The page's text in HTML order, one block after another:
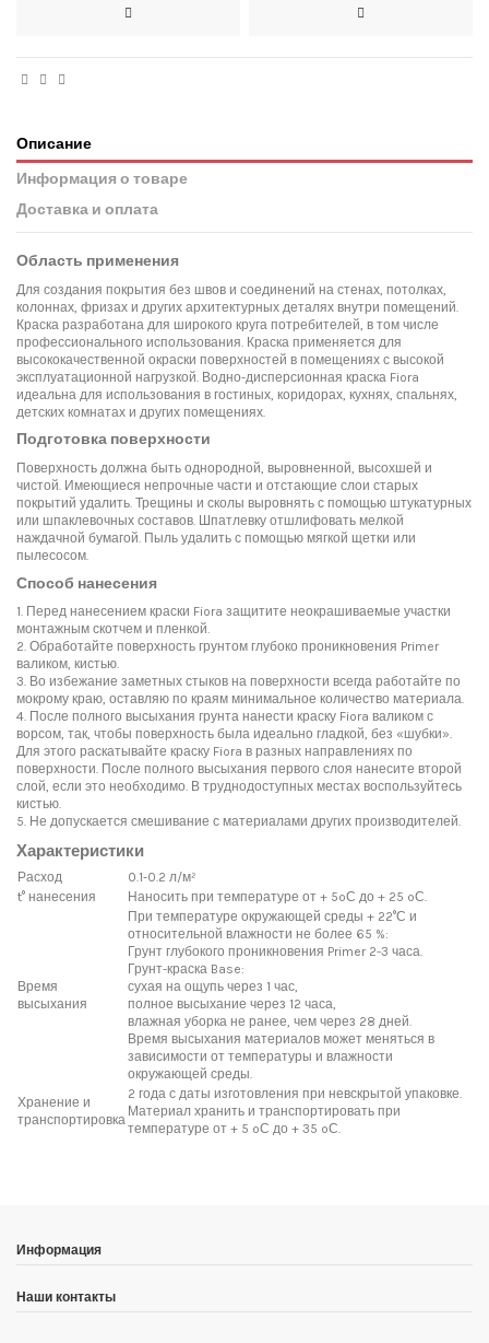
Описание
Информация о товаре
Доставка и оплата
Область применения
Для создания покрытия без швов и соединений на стенах, потолках,
колоннах, фризах и других архитектурных деталях внутри помещений.
Краска разработана для широкого круга потребителей, в том числе
профессионального использования. Краска применяется для
высококачественной окраски поверхностей в помещениях с высокой
эксплуатационной нагрузкой. Водно-дисперсионная краска Fiora
идеальна для использования в гостиных, коридорах, кухнях, спальнях,
детских комнатах и других помещениях.
Подготовка поверхности
Поверхность должна быть однородной, выровненной, высохшей и
чистой. Имеющиеся непрочные части и отстающие слои старых
покрытий удалить. Трещины и сколы выровнять с помощью штукатурных
или шпаклевочных составов. Шпатлевку отшлифовать мелкой
наждачной бумагой. Пыль удалить с помощью мягкой щетки или
пылесосом.
Способ нанесения
1. Перед нанесением краски Fiora защитите неокрашиваемые участки
монтажным скотчем и пленкой.
2. Обработайте поверхность грунтом глубоко проникновения Primer
валиком, кистью.
3. Во избежание заметных стыков на поверхности всегда работайте по
мокрому краю, оставляю по краям минимальное количество материала.
4. После полного высыхания грунта нанести краску Fiora валиком с
ворсом, так, чтобы поверхность была идеально гладкой, без «шубки».
Для этого раскатывайте краску Fiora в разных направлениях по
поверхности. После полного высыхания первого слоя нанесите второй
слой, если это необходимо. В труднодоступных местах воспользуйтесь
кистью.
5. Не допускается смешивание с материалами других производителей.
Характеристики
Расход
0.1-0.2 л/м²
t° нанесения
Наносить при температуре от + 5ºС до + 25 ºС.
Время
высыхания
При температуре окружающей среды + 22°С и
относительной влажности не более 65 %:
Грунт глубокого проникновения Primer 2-3 часа.
Грунт-краска Base:
сухая на ощупь через 1 час,
полное высыхание через 12 часа,
влажная уборка не ранее, чем через 28 дней.
Время высыхания материалов может меняться в
зависимости от температуры и влажности
окружающей среды.
Хранение и
транспортировка
2 года с даты изготовления при невскрытой упаковке.
Материал хранить и транспортировать при
температуре от + 5 ºС до + 35 ºС.
"Румянцево", корпус Г, вход № 11, пав. 119Г (1 этаж), тел. 8-499-
229-49-09
"Румянцево", корпус В, вход № 5, пав. 164/1В (1 этаж),
Информация
Наши контакты